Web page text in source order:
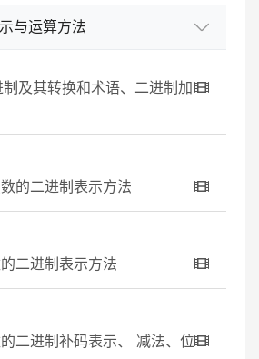
示与运算方法
制及其转换和术语、二进制加
的二进制表示方法
二进制表示方法
二进制补码表示、 减法、位